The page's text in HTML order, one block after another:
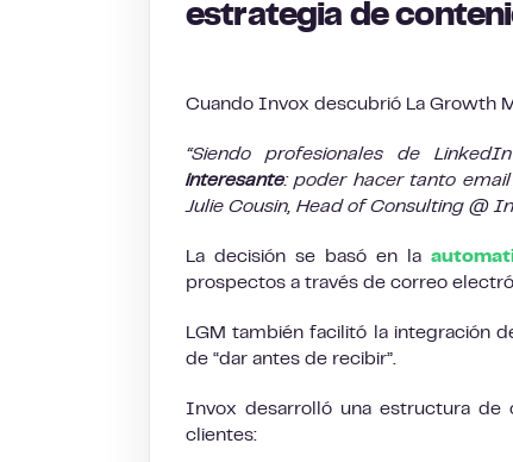
estrategia de
Cuando Invox descubrió La Growth
“Siendo profesionales de
interesante: poder hacer tanto
Julie Cousin, Head of Consulting @
La decisión se basó en la
prospectos a través de correo
LGM también facilitó la integración
de “dar antes de recibir”.
Invox desarrolló una estructura de
clientes: